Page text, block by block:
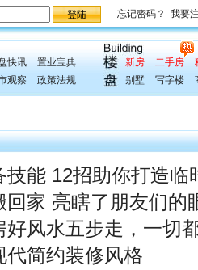
快讯
置业宝典
观察
政策法规
新房 二手房
别墅
写字楼
技能 12招助你打造临
回家 亮瞎了朋友们的
好风水五步走，一切
代简约装修风格